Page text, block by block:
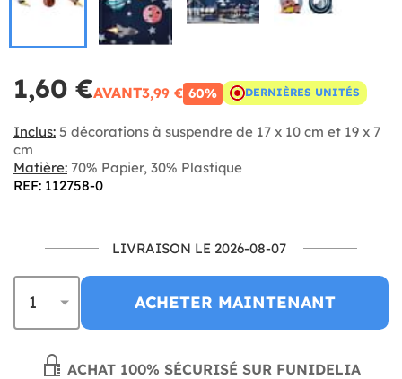
1,60 €AVANT3,99 € 60% DERNIÈRES UNITÉS
Inclus: 5 décorations à suspendre de 17 x 10 cm et 19 x 7
cm
Matière: 70% Papier, 30% Plastique
REF: 112758-0
LIVRAISON LE 2026-08-07
ACHETER MAINTENANT
ACHAT 100% SÉCURISÉ SUR FUNIDELIA